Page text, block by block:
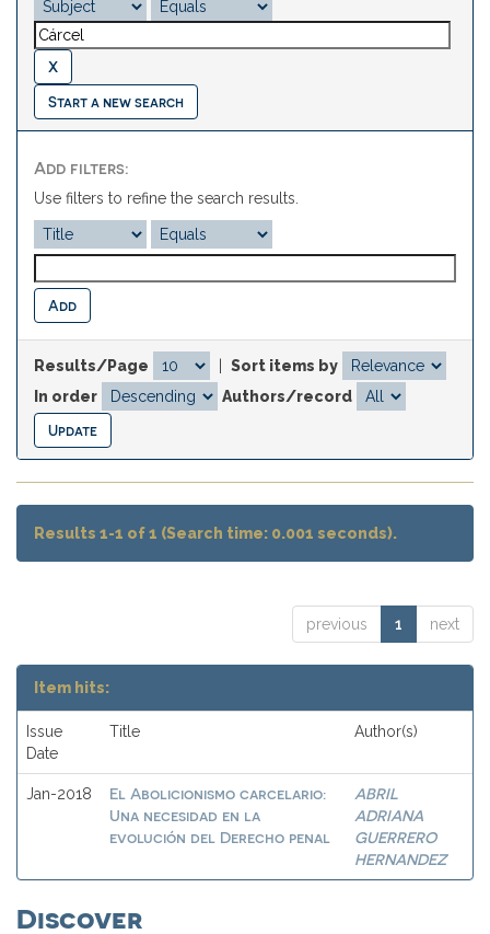
Start a new search
Add filters:
Use filters to refine the search results.
Results/Page
Sort items by
In order
Authors/record
Results 1-1 of 1 (Search time: 0.001 seconds).
previous 1 next
Item hits:
Issue
Date
Title Author(s)
Jan-2018
El Abolicionismo carcelario:
Una necesidad en la
evolución del Derecho penal
ABRIL
ADRIANA
GUERRERO
HERNANDEZ
Discover